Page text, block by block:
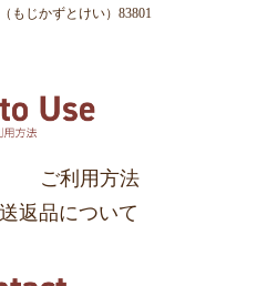
もじかずとけい）83801
ご利用方法
返品について